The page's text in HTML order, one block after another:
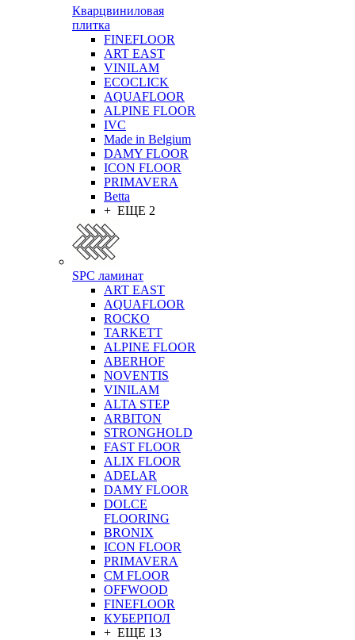
Кварцвиниловая
плитка
FINEFLOOR
ART EAST
VINILAM
ECOCLICK
AQUAFLOOR
ALPINE FLOOR
IVC
Made in Belgium
DAMY FLOOR
ICON FLOOR
PRIMAVERA
Betta
+ ЕЩЕ 2
SPC ламинат
ART EAST
AQUAFLOOR
ROCKO
TARKETT
ALPINE FLOOR
ABERHOF
NOVENTIS
VINILAM
ALTA STEP
ARBITON
STRONGHOLD
FAST FLOOR
ALIX FLOOR
ADELAR
DAMY FLOOR
DOLCE
FLOORING
BRONIX
ICON FLOOR
PRIMAVERA
CM FLOOR
OFFWOOD
FINEFLOOR
КУБЕРПОЛ
+ ЕЩЕ 13